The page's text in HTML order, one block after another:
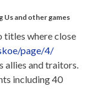
Us and other games
titles where close
page/4/
allies and traitors.
including 40